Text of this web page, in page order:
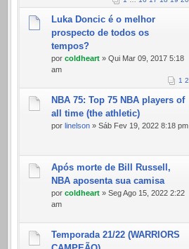
Luka Doncic é o melhor
prospecto de todos os
tempos?
por coldheart » Qui Mar 09, 2017 5:18
am
1 2
NBA 75: Top 75 NBA players of
all time (the athletic)
por linelson » Sáb Fev 19, 2022 8:18 pm
Após morte de Bill Russell,
NBA aposenta sua camisa
por coldheart » Seg Ago 15, 2022 2:22
am
Temporada 21/22 (WARRIORS